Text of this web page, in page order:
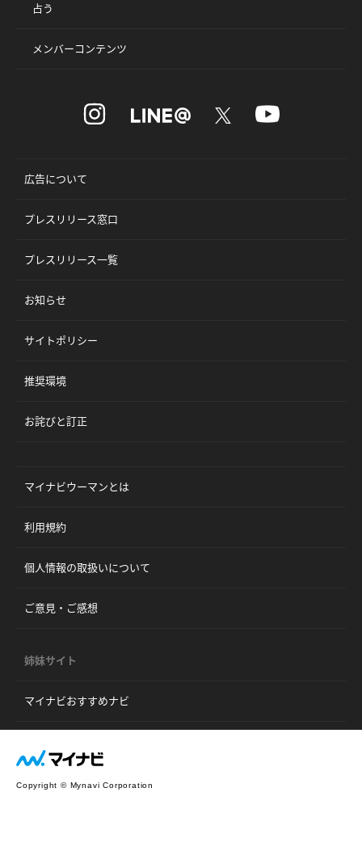
占う
メンバーコンテンツ
広告について
プレスリリース窓口
プレスリリース一覧
お知らせ
サイトポリシー
推奨環境
お詫びと訂正
マイナビウーマンとは
利用規約
個人情報の取扱いについて
ご意見・ご感想
姉妹サイト
マイナビおすすめナビ
Copyright © Mynavi Corporation